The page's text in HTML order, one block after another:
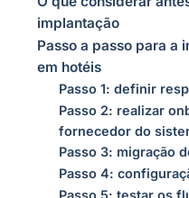
implantação
Passo a passo para a
em hotéis
Passo 1: definir
Passo 2: realizar
fornecedor do
Passo 3: migração
Passo 4: